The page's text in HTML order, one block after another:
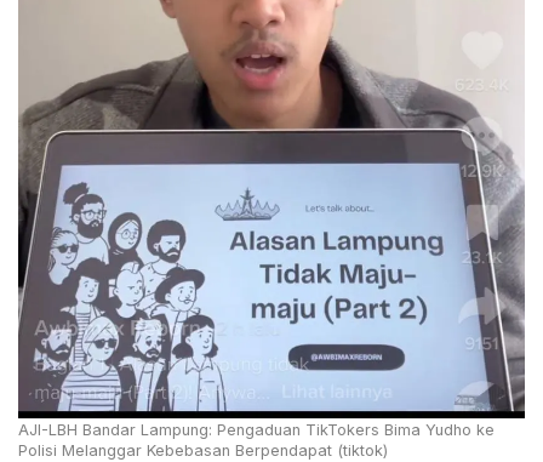
AJI-LBH Bandar Lampung: Pengaduan TikTokers Bima Yudho ke
Polisi Melanggar Kebebasan Berpendapat (tiktok)